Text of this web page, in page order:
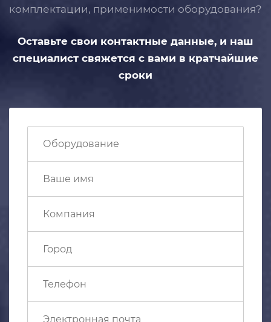
комплектации, применимости оборудования?
Оставьте свои контактные данные, и наш
специалист свяжется с вами в кратчайшие
сроки